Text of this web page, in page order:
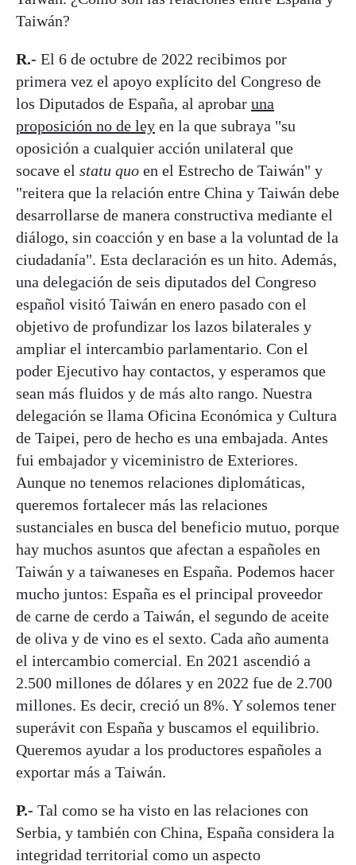
Taiwán?
R.- El 6 de octubre de 2022 recibimos por
primera vez el apoyo explícito del Congreso de
los Diputados de España, al aprobar una
proposición no de ley en la que subraya "su
oposición a cualquier acción unilateral que
socave el statu quo en el Estrecho de Taiwán" y
"reitera que la relación entre China y Taiwán debe
desarrollarse de manera constructiva mediante el
diálogo, sin coacción y en base a la voluntad de la
ciudadanía". Esta declaración es un hito. Además,
una delegación de seis diputados del Congreso
español visitó Taiwán en enero pasado con el
objetivo de profundizar los lazos bilaterales y
ampliar el intercambio parlamentario. Con el
poder Ejecutivo hay contactos, y esperamos que
sean más fluidos y de más alto rango. Nuestra
delegación se llama Oficina Económica y Cultura
de Taipei, pero de hecho es una embajada. Antes
fui embajador y viceministro de Exteriores.
Aunque no tenemos relaciones diplomáticas,
queremos fortalecer más las relaciones
sustanciales en busca del beneficio mutuo, porque
hay muchos asuntos que afectan a españoles en
Taiwán y a taiwaneses en España. Podemos hacer
mucho juntos: España es el principal proveedor
de carne de cerdo a Taiwán, el segundo de aceite
de oliva y de vino es el sexto. Cada año aumenta
el intercambio comercial. En 2021 ascendió a
2.500 millones de dólares y en 2022 fue de 2.700
millones. Es decir, creció un 8%. Y solemos tener
superávit con España y buscamos el equilibrio.
Queremos ayudar a los productores españoles a
exportar más a Taiwán.
P.- Tal como se ha visto en las relaciones con
Serbia, y también con China, España considera la
integridad territorial como un aspecto